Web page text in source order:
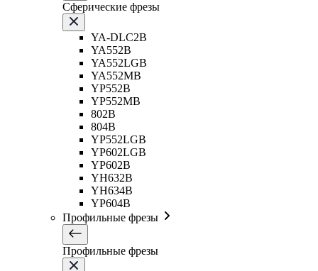
Сферические фрезы
YA-DLC2B
YA552B
YA552LGB
YA552MB
YP552B
YP552MB
802B
804B
YP552LGB
YP602LGB
YP602B
YH632B
YH634B
YP604B
Профильные фрезы
Профильные фрезы